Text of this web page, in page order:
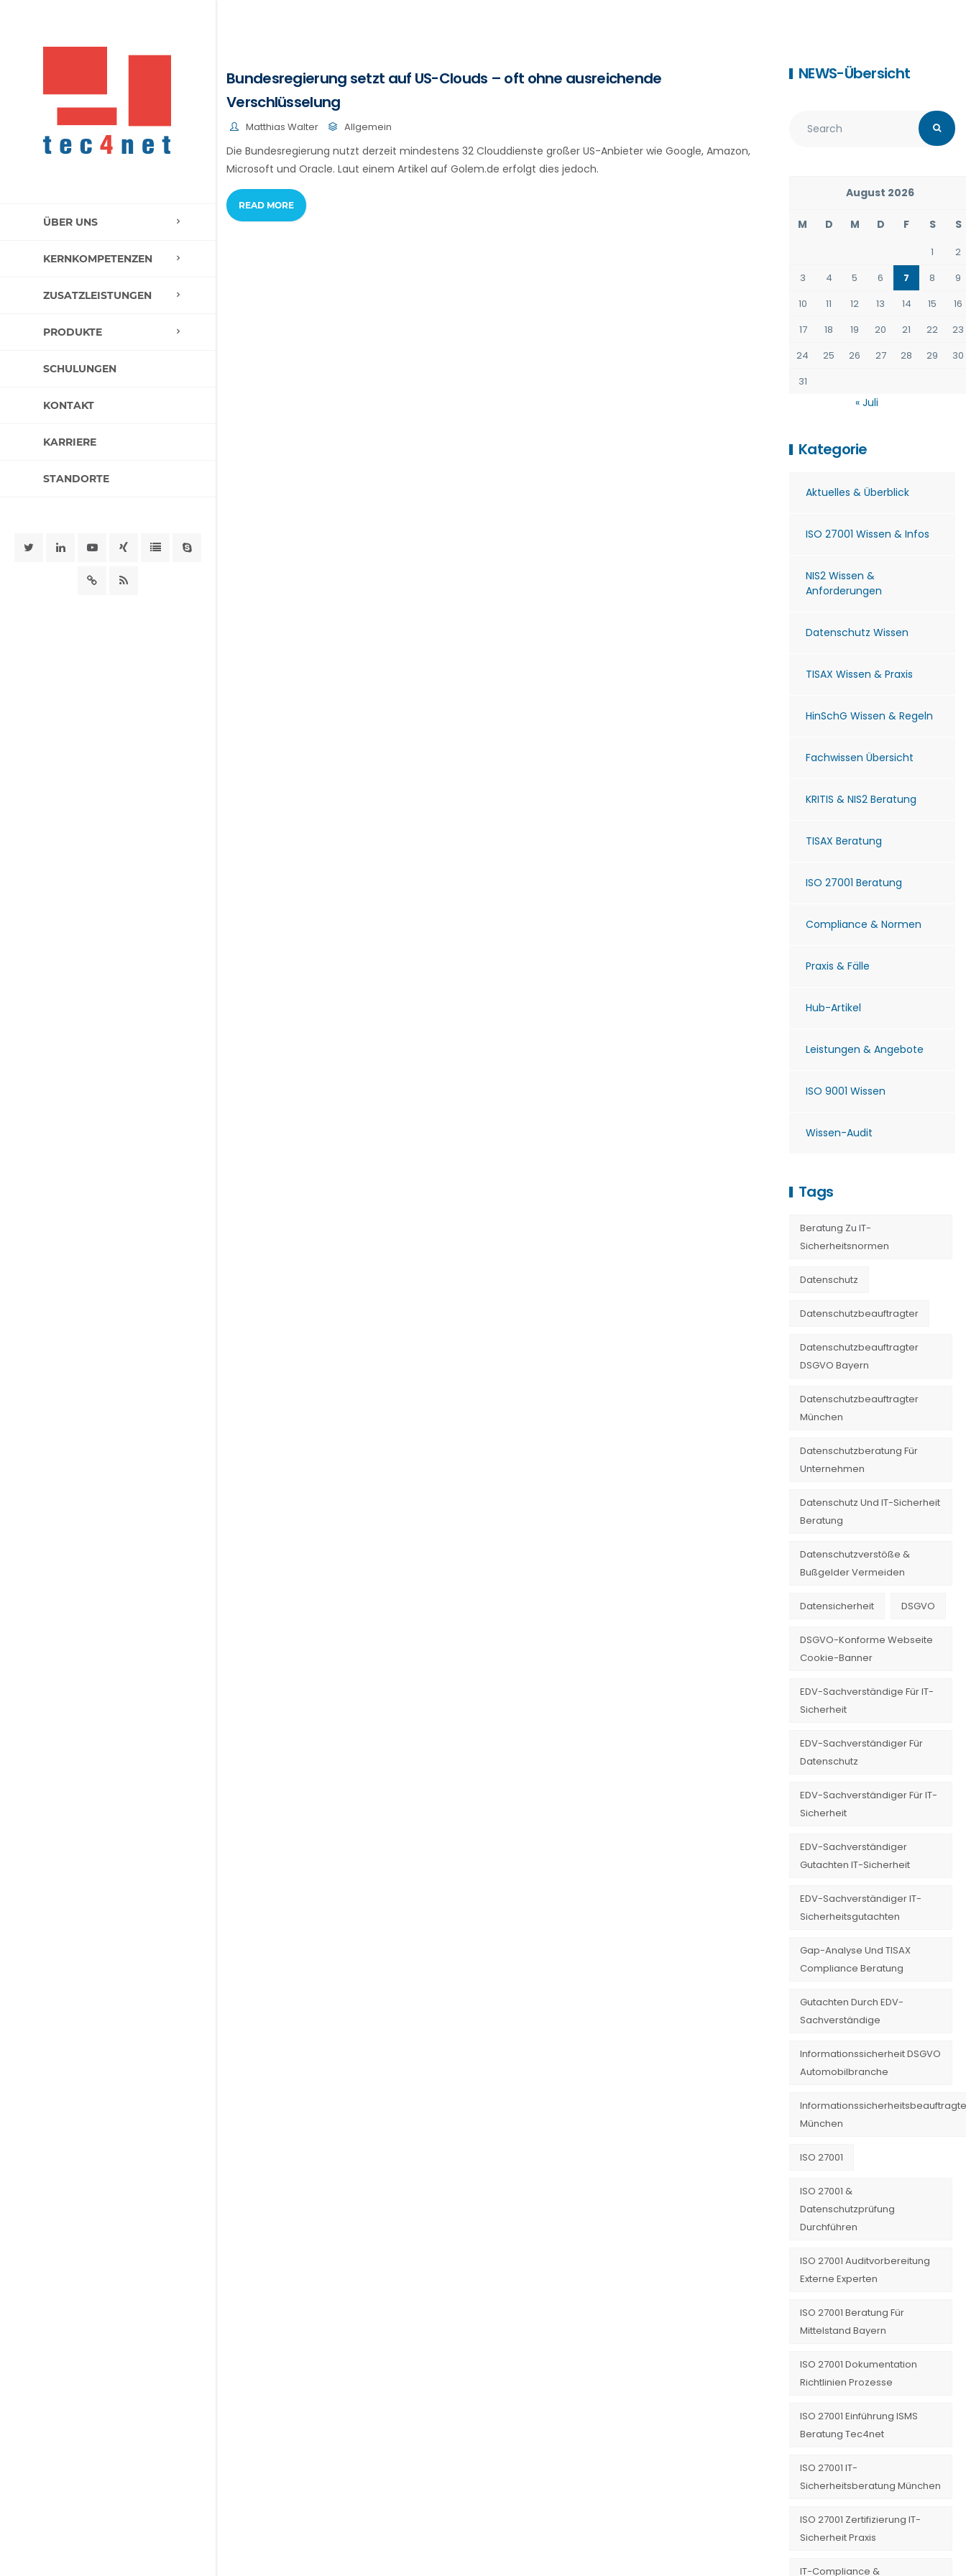
ÜBER UNS
KERNKOMPETENZEN
ZUSATZLEISTUNGEN
PRODUKTE
SCHULUNGEN
KONTAKT
KARRIERE
STANDORTE
Bundesregierung setzt auf US-Clouds – oft ohne ausreichende
Verschlüsselung
Matthias Walter Allgemein
Die Bundesregierung nutzt derzeit mindestens 32 Clouddienste großer US-Anbieter wie Google, Amazon,
Microsoft und Oracle. Laut einem Artikel auf Golem.de erfolgt dies jedoch.
READ MORE
NEWS-Übersicht
August 2026
M D M D F S S
1
2
3
4 5 6 7 8
9
10
11 12 13 14 15
16
17
18 19 20 21 22
23
24
25 26 27 28 29
30
31
« Juli
Kategorie
Aktuelles & Überblick
ISO 27001 Wissen & Infos
NIS2 Wissen &
Anforderungen
Datenschutz Wissen
TISAX Wissen & Praxis
HinSchG Wissen & Regeln
Fachwissen Übersicht
KRITIS & NIS2 Beratung
TISAX Beratung
ISO 27001 Beratung
Compliance & Normen
Praxis & Fälle
Hub-Artikel
Leistungen & Angebote
ISO 9001 Wissen
Wissen-Audit
Tags
Beratung Zu IT-
Sicherheitsnormen
Datenschutz
Datenschutzbeauftragter
Datenschutzbeauftragter
DSGVO Bayern
Datenschutzbeauftragter
München
Datenschutzberatung Für
Unternehmen
Datenschutz Und IT-Sicherheit
Beratung
Datenschutzverstöße &
Bußgelder Vermeiden
Datensicherheit DSGVO
DSGVO-Konforme Webseite
Cookie-Banner
EDV-Sachverständige Für IT-
Sicherheit
EDV-Sachverständiger Für
Datenschutz
EDV-Sachverständiger Für IT-
Sicherheit
EDV-Sachverständiger
Gutachten IT-Sicherheit
EDV-Sachverständiger IT-
Sicherheitsgutachten
Gap-Analyse Und TISAX
Compliance Beratung
Gutachten Durch EDV-
Sachverständige
Informationssicherheit DSGVO
Automobilbranche
München
ISO 27001
ISO 27001 &
Datenschutzprüfung
Durchführen
ISO 27001 Auditvorbereitung
Externe Experten
ISO 27001 Beratung Für
Mittelstand Bayern
ISO 27001 Dokumentation
Richtlinien Prozesse
ISO 27001 Einführung ISMS
Beratung Tec4net
ISO 27001 IT-
Sicherheitsberatung München
ISO 27001 Zertifizierung IT-
Sicherheit Praxis
IT-Compliance &